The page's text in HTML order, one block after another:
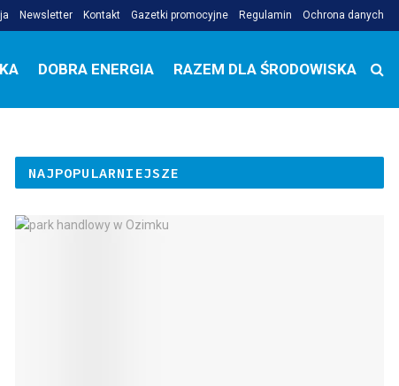
Newsletter Kontakt Gazetki promocyjne Regulamin Ochrona danych
DOBRA ENERGIA RAZEM DLA ŚRODOWISKA
NAJPOPULARNIEJSZE